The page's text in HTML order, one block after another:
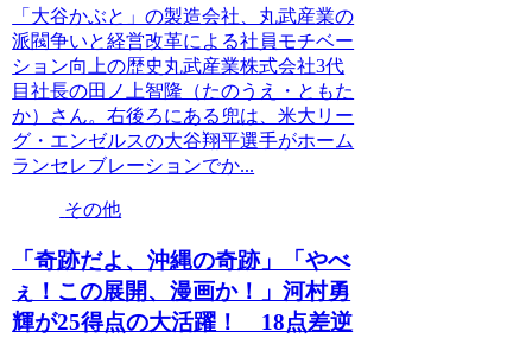
「大谷かぶと」の製造会社、丸武産業の
派閥争いと経営改革による社員モチベー
ション向上の歴史丸武産業株式会社3代
目社長の田ノ上智隆（たのうえ・ともた
か）さん。右後ろにある兜は、米大リー
グ・エンゼルスの大谷翔平選手がホーム
ランセレブレーションでか...
その他
「奇跡だよ、沖縄の奇跡」「やべ
ぇ！この展開、漫画か！」河村勇
輝が25得点の大活躍！ 18点差逆